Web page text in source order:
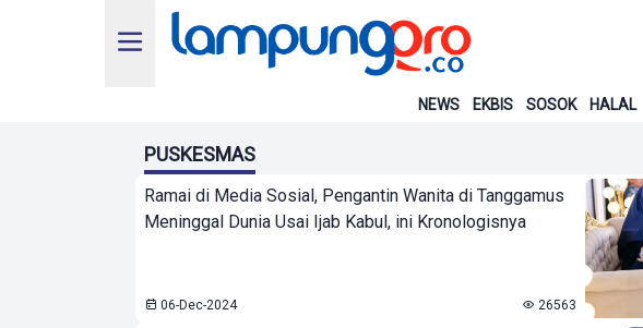
NEWS EKBIS SOSOK HALAL
PUSKESMAS
Ramai di Media Sosial, Pengantin Wanita di Tanggamus
Meninggal Dunia Usai Ijab Kabul, ini Kronologisnya
06-Dec-2024 26563